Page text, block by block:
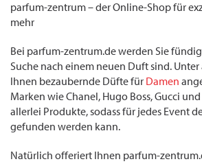
parfum-zentrum – der Online-Shop für
mehr
Bei parfum-zentrum.de werden Sie
Suche nach einem neuen Duft sind.
Ihnen bezaubernde Düfte für Damen
Marken wie Chanel, Hugo Boss, Gucci
allerlei Produkte, sodass für jedes Event
gefunden werden kann.
Natürlich offeriert Ihnen parfum-